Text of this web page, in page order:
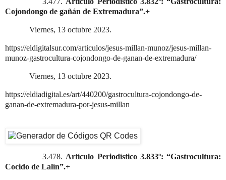
Cojondongo de gañán de Extremadura”.+
Viernes, 13 octubre 2023.
https://eldigitalsur.com/articulos/jesus-millan-munoz/jesus-millan-
munoz-gastrocultura-cojondongo-de-ganan-de-extremadura/
Viernes, 13 octubre 2023.
https://eldiadigital.es/art/440200/gastrocultura-cojondongo-de-
ganan-de-extremadura-por-jesus-millan
3.478. Artículo Periodístico 3.833º: “Gastrocultura:
Cocido de Lalín”.+